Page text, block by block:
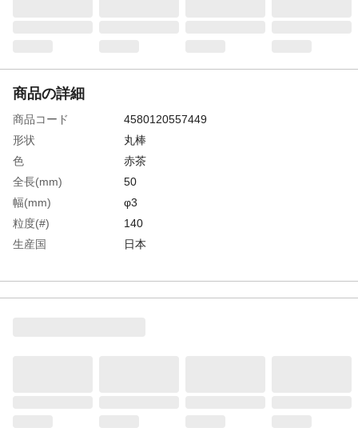
商品の詳細
商品コード
4580120557449
形状
丸棒
色
赤茶
全長(mm)
50
幅(mm)
φ3
粒度(#)
140
生産国
日本